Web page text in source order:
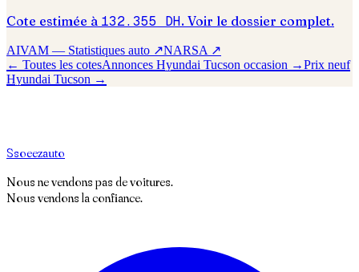
Cote estimée à 132.355 DH. Voir le dossier complet.
AIVAM — Statistiques auto ↗NARSA ↗
← Toutes les cotesAnnonces Hyundai Tucson occasion →Prix neuf
Hyundai Tucson →
Ssoeezauto
Nous ne vendons pas de voitures.
Nous vendons la confiance.